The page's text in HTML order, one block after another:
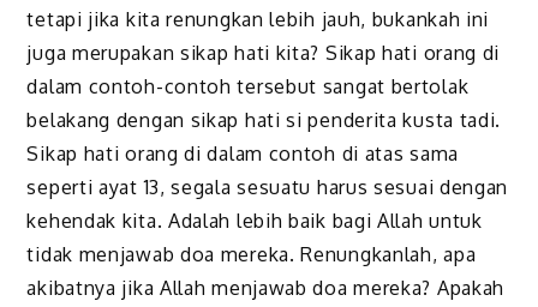
tetapi jika kita renungkan lebih jauh, bukankah ini
juga merupakan sikap hati kita? Sikap hati orang di
dalam contoh-contoh tersebut sangat bertolak
belakang dengan sikap hati si penderita kusta tadi.
Sikap hati orang di dalam contoh di atas sama
seperti ayat 13, segala sesuatu harus sesuai dengan
kehendak kita. Adalah lebih baik bagi Allah untuk
tidak menjawab doa mereka. Renungkanlah, apa
akibatnya jika Allah menjawab doa mereka? Apakah